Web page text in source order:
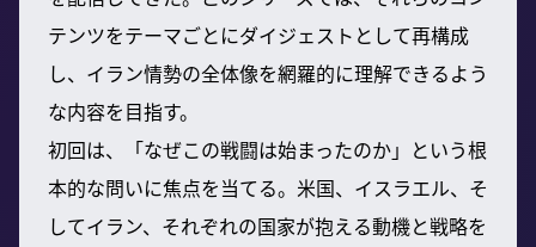
テンツをテーマごとにダイジェストとして再構成
し、イラン情勢の全体像を網羅的に理解できるよう
な内容を目指す。
初回は、「なぜこの戦闘は始まったのか」という根
本的な問いに焦点を当てる。米国、イスラエル、そ
してイラン、それぞれの国家が抱える動機と戦略を